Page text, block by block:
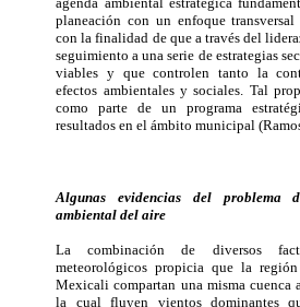
planeación con un enfoque transversal
con la finalidad de que a través del
seguimiento a una serie de estrategias
viables y que controlen tanto la
efectos ambientales y sociales. Tal
como parte de un programa
resultados en el ámbito municipal
Algunas evidencias del problema
ambiental del aire
La combinación de diversos
meteorológicos propicia que la
Mexicali compartan una misma cuenca
la cual fluyen vientos dominantes